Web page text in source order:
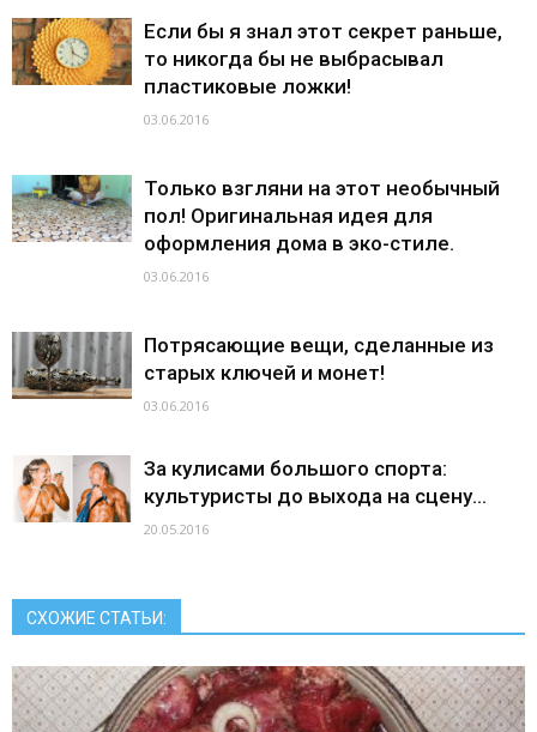
Если бы я знал этот секрет раньше,
то никогда бы не выбрасывал
пластиковые ложки!
03.06.2016
Только взгляни на этот необычный
пол! Оригинальная идея для
оформления дома в эко-стиле.
03.06.2016
Потрясающие вещи, сделанные из
старых ключей и монет!
03.06.2016
За кулисами большого спорта:
культуристы до выхода на сцену…
20.05.2016
СХОЖИЕ СТАТЬИ: